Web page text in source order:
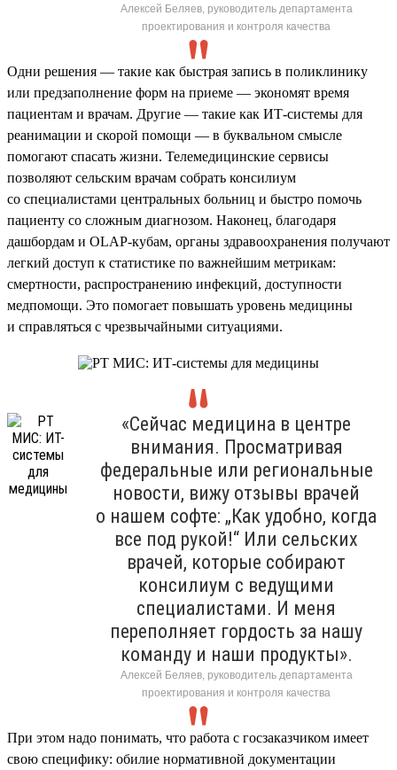
Алексей Беляев, руководитель департамента
проектирования и контроля качества
Одни решения — такие как быстрая запись в поликлинику
или предзаполнение форм на приеме — экономят время
пациентам и врачам. Другие — такие как ИТ-системы для
реанимации и скорой помощи — в буквальном смысле
помогают спасать жизни. Телемедицинские сервисы
позволяют сельским врачам собрать консилиум
со специалистами центральных больниц и быстро помочь
пациенту со сложным диагнозом. Наконец, благодаря
дашбордам и OLAP-кубам, органы здравоохранения получают
легкий доступ к статистике по важнейшим метрикам:
смертности, распространению инфекций, доступности
медпомощи. Это помогает повышать уровень медицины
и справляться с чрезвычайными ситуациями.
«Сейчас медицина в центре
внимания. Просматривая
федеральные или региональные
новости, вижу отзывы врачей
о нашем софте: „Как удобно, когда
все под рукой!“ Или сельских
врачей, которые собирают
консилиум с ведущими
специалистами. И меня
переполняет гордость за нашу
команду и наши продукты».
Алексей Беляев, руководитель департамента
проектирования и контроля качества
При этом надо понимать, что работа с госзаказчиком имеет
свою специфику: обилие нормативной документации